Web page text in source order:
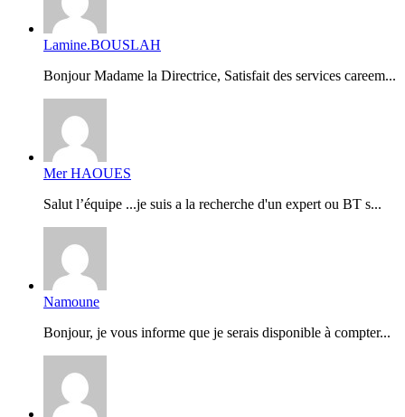
Lamine.BOUSLAH
Bonjour Madame la Directrice, Satisfait des services careem...
Mer HAOUES
Salut l’équipe ...je suis a la recherche d'un expert ou BT s...
Namoune
Bonjour, je vous informe que je serais disponible à compter...